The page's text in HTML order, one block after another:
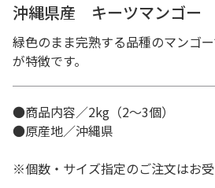
沖縄県産 キーツマンゴー
緑色のまま完熟する品種のマンゴ
が特徴です。
●商品内容／2kg（2～3個）
●原産地／沖縄県
※個数・サイズ指定のご注文はお